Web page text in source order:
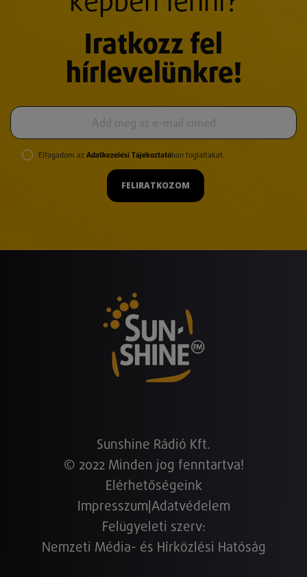
Iratkozz fel
hírlevelünkre!
Elfogadom az Adatkezelési Tájékoztatóban foglaltakat.
FELIRATKOZOM
Sunshine Rádió Kft.
© 2022 Minden jog fenntartva!
Elérhetőségeink
Impresszum Adatvédelem
Felügyeleti szerv:
Nemzeti Média- és Hírközlési Hatóság